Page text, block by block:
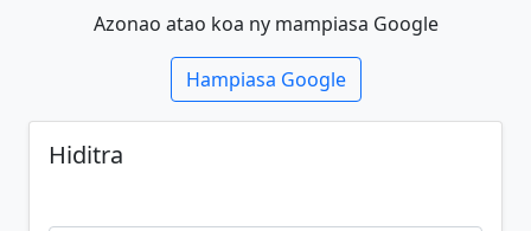
Azonao atao koa ny mampiasa Google
Hampiasa Google
Hiditra